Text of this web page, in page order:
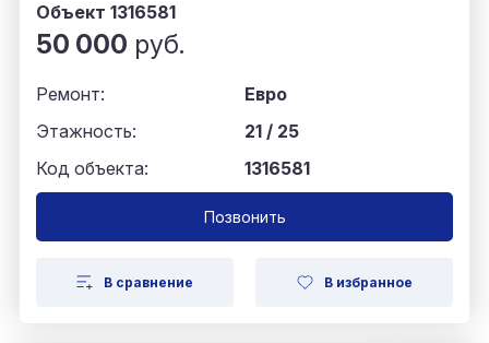
Объект 1316581
50 000 руб.
Ремонт:
Евро
Этажность:
21 / 25
Код объекта:
1316581
Позвонить
В сравнение В избранное